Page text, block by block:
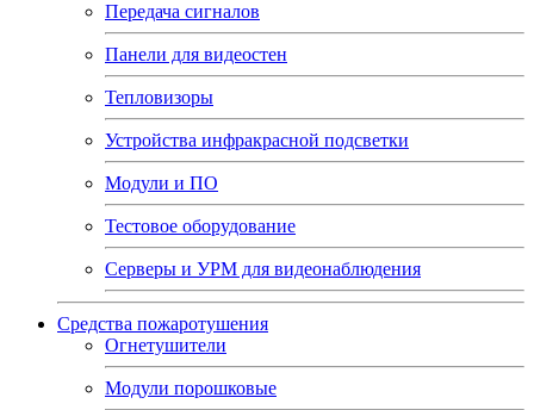
Передача сигналов
Панели для видеостен
Тепловизоры
Устройства инфракрасной подсветки
Модули и ПО
Тестовое оборудование
Серверы и УРМ для видеонаблюдения
Средства пожаротушения
Огнетушители
Модули порошковые